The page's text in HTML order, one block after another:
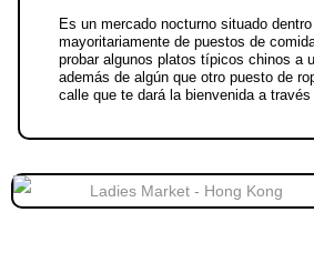
Es un mercado nocturno situado
mayoritariamente de puestos de
probar algunos platos típicos chinos a
además de algún que otro puesto de
calle que te dará la bienvenida a